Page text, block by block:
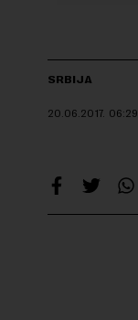
SRBIJA
20.06.2017. 06:29